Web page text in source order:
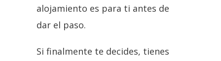
alojamiento es para ti antes de
dar el paso.
Si finalmente te decides, tienes